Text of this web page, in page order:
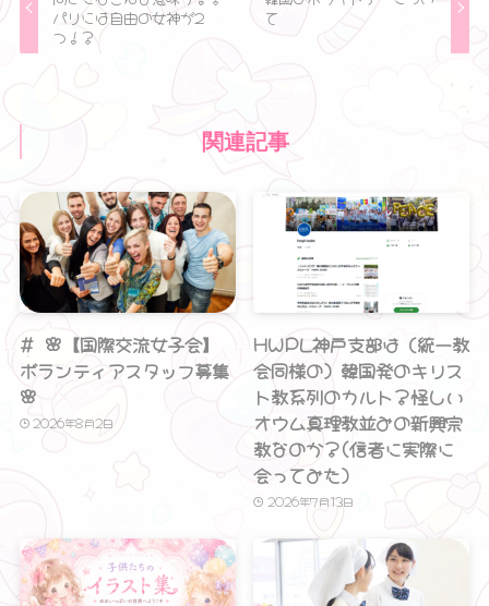
パリには自由の女神が2
つ！？
て
関連記事
# 🌸【国際交流女子会】
ボランティアスタッフ募集
🌸
2026年8月2日
HWPL神戸支部は（統一教
会同様の）韓国発のキリス
ト教系列のカルト？怪しい
オウム真理教並みの新興宗
教なのか？(信者に実際に
会ってみた）
2026年7月13日